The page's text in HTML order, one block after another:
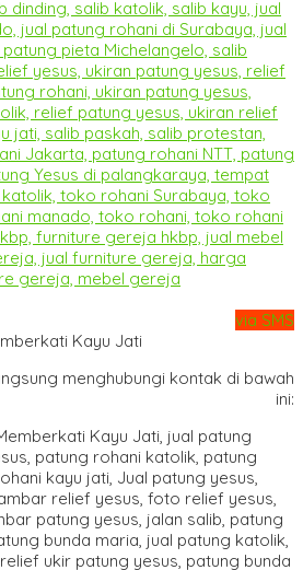
via SMS
Kayu Jati
menghubungi kontak di bawah
ini: